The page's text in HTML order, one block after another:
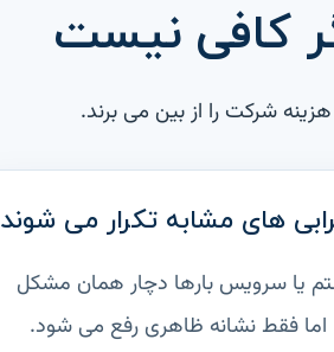
کافی نیست
شرکت را از بین می برند.
های مشابه تکرار می شوند
یا سرویس بارها دچار همان مشکل
فقط نشانه ظاهری رفع می شود.